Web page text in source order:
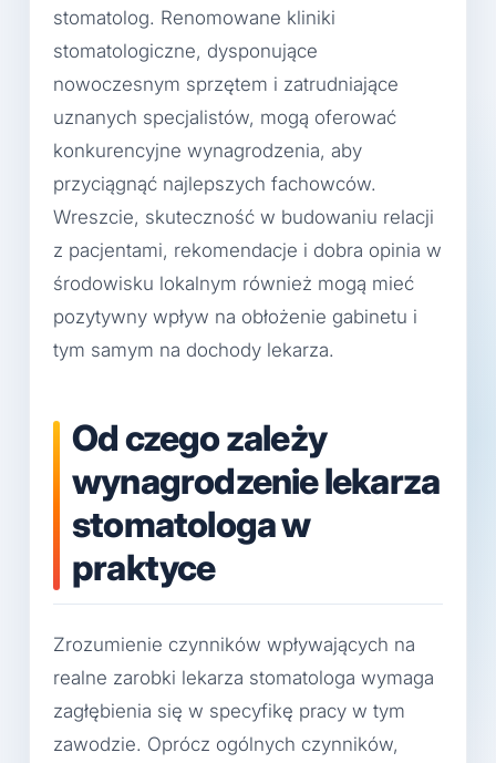
stomatolog. Renomowane kliniki
stomatologiczne, dysponujące
nowoczesnym sprzętem i zatrudniające
uznanych specjalistów, mogą oferować
konkurencyjne wynagrodzenia, aby
przyciągnąć najlepszych fachowców.
Wreszcie, skuteczność w budowaniu relacji
z pacjentami, rekomendacje i dobra opinia w
środowisku lokalnym również mogą mieć
pozytywny wpływ na obłożenie gabinetu i
tym samym na dochody lekarza.
Od czego zależy
wynagrodzenie lekarza
stomatologa w
praktyce
Zrozumienie czynników wpływających na
realne zarobki lekarza stomatologa wymaga
zagłębienia się w specyfikę pracy w tym
zawodzie. Oprócz ogólnych czynników,